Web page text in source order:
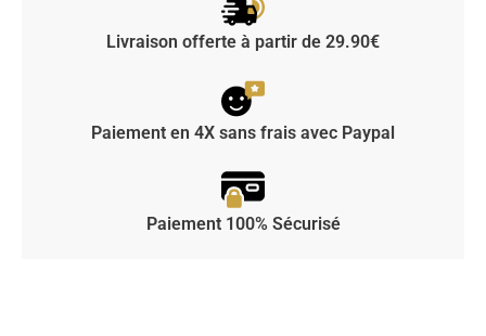
Livraison offerte à partir de 29.90€
Paiement en 4X sans frais avec Paypal
Paiement 100% Sécurisé